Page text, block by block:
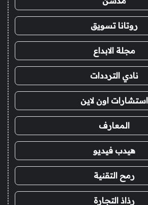
روتانا تسويق
مجلة الابداع
نادي الترددات
استشارات اون لاين
المعارف
هيدب فيديو
رمح التقنية
رذاذ التجارة